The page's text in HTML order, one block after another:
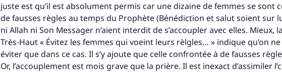
juste est qu’il est absolument permis car une dizaine de femmes se sont
de fausses règles au temps du Prophète (Bénédiction et salut soient sur
ni Allah ni Son Messager n’aient interdit de s’accoupler avec elles. Mieux,
Très-Haut « Évitez les femmes qui voeint leurs rèlgles… » indique qu’on
éviter que dans ce cas. Il s’y ajoute que celle confrontée à de fausses
Or, l’accouplement est mois grave que la prière. Il est inexact d’assimiler
Le Messager d'Allah (Paix sur lui) a dit:
"Celui qui indique une bonne action obtient la même
que celui qui le fait."
(MOUSLIM 1893)